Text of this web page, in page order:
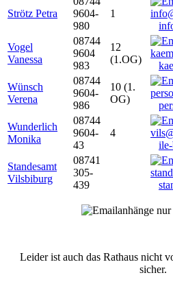
Strötz Petra
9604-
980
1
Vogel
Vanessa
08744
9604
983
12
(1.OG)
Wünsch
Verena
08744
9604-
986
10 (1.
OG)
Wunderlich
Monika
08744
9604-
43
4
Standesamt
Vilsbiburg
08741
305-
439
Leider ist auch das Rathaus nicht
sicher.